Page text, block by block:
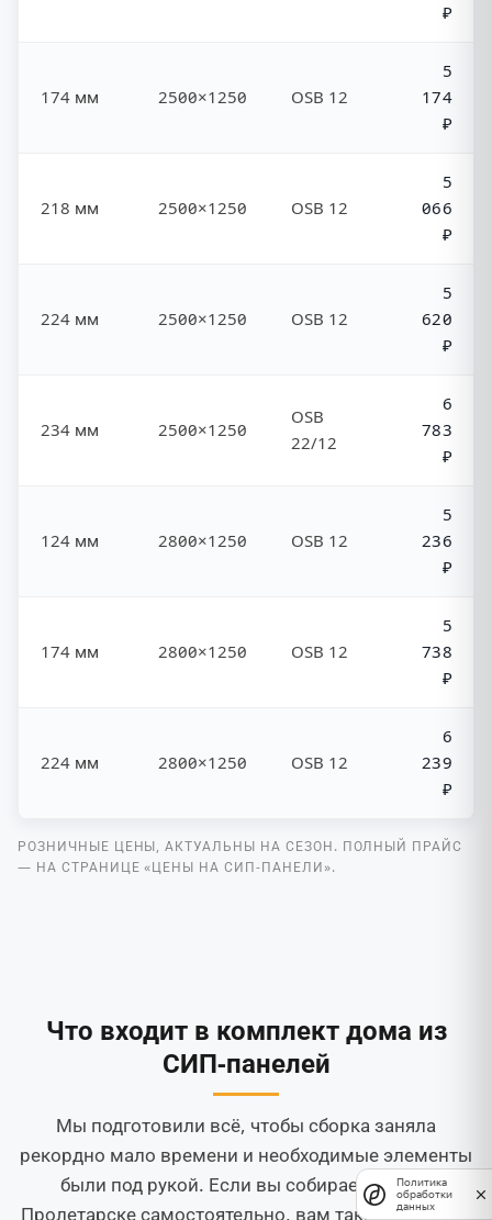
₽
174 мм 2500×1250 OSB 12
5
174
₽
218 мм 2500×1250 OSB 12
5
066
₽
224 мм 2500×1250 OSB 12
5
620
₽
234 мм 2500×1250
OSB
22/12
6
783
₽
124 мм 2800×1250 OSB 12
5
236
₽
174 мм 2800×1250 OSB 12
5
738
₽
224 мм 2800×1250 OSB 12
6
239
₽
РОЗНИЧНЫЕ ЦЕНЫ, АКТУАЛЬНЫ НА СЕЗОН. ПОЛНЫЙ ПРАЙС
— НА СТРАНИЦЕ «ЦЕНЫ НА СИП-ПАНЕЛИ».
Что входит в комплект дома из
СИП-панелей
Мы подготовили всё, чтобы сборка заняла
рекордно мало времени и необходимые элементы
были под рукой. Если вы собираете дом в
Пролетарске самостоятельно, вам также поможет
Политика
обработки
данных